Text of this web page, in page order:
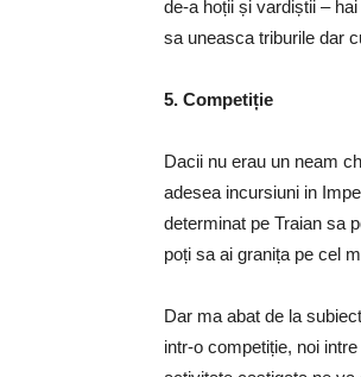
de-a hoții și vardiștii –
sa uneasca triburile dar
5. Competiție
Dacii nu erau un neam
adesea incursiuni in
determinat pe Traian sa
poți sa ai granița pe cel
Dar ma abat de la
intr-o competiție, noi